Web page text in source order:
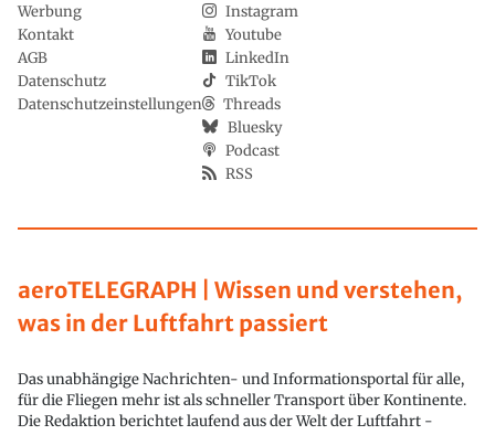
aeroTELEGRAPH | Wissen und verstehen,
was in der Luftfahrt passiert
Das unabhängige Nachrichten- und Informationsportal für alle,
für die Fliegen mehr ist als schneller Transport über Kontinente.
Die Redaktion berichtet laufend aus der Welt der Luftfahrt -
Werbung
Kontakt
AGB
Datenschutz
Datenschutzeinstellungen
Instagram
Youtube
LinkedIn
TikTok
Threads
Bluesky
Podcast
RSS